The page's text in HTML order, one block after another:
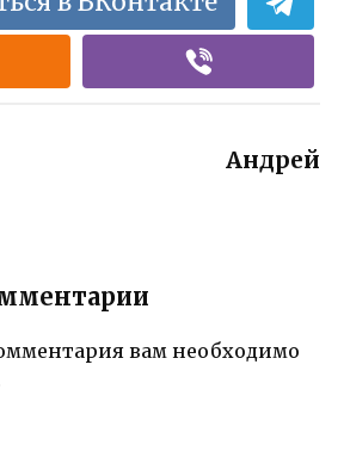
Андрей
вам необходимо